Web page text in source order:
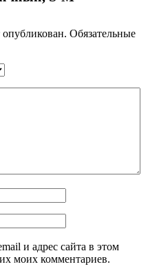
Обязательные
и адрес сайта в этом
моих комментариев.